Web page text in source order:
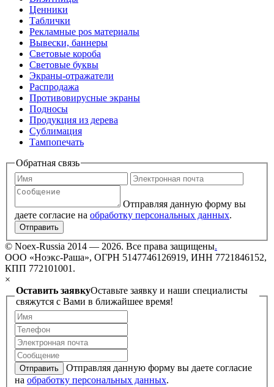
Ценники
Таблички
Рекламные pos материалы
Вывески, баннеры
Световые короба
Световые буквы
Экраны-отражатели
Распродажа
Противовирусные экраны
Подносы
Продукция из дерева
Сублимация
Тампопечать
Обратная связь
Отправляя данную форму вы
даете согласие на обработку персональных данных.
Отправить
© Noex-Russia 2014 — 2026. Все права защищены.
ООО «Ноэкс-Раша», ОГРН 5147746126919, ИНН 7721846152,
КПП 772101001.
×
Оставить заявкуОставьте заявку и наши специалисты
свяжутся с Вами в ближайшее время!
Отправить
Отправляя данную форму вы даете согласие
на обработку персональных данных.